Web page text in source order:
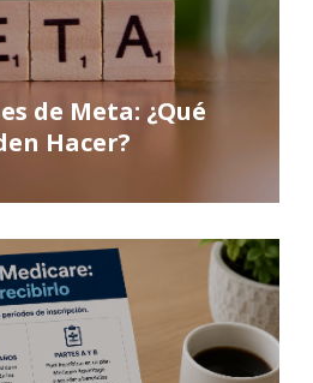
de Meta: ¿Qué
Hacer?